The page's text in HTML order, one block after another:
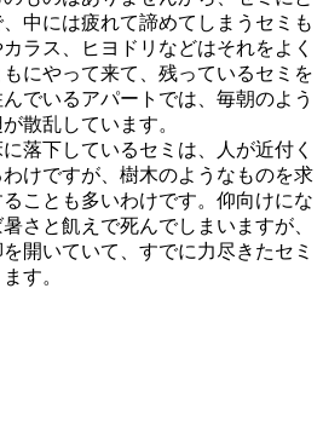
中には疲れて諦めてしまうセミも
ラス、ヒヨドリなどはそれをよく
にやって来て、残っているセミを
でいるアパートでは、毎朝のよう
散乱しています。
落下しているセミは、人が近付く
けですが、樹木のようなものを求
ことも多いわけです。仰向けにな
さと飢えで死んでしまいますが、
開いていて、すでに力尽きたセミ
す。